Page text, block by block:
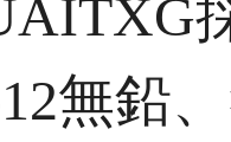
無鉛